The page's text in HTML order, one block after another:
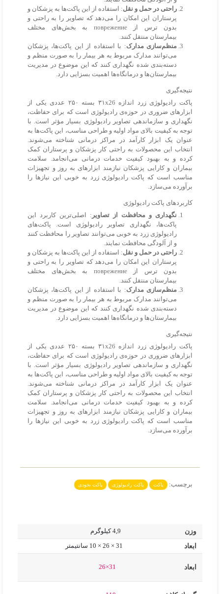
راحتی در حمل و نقل: استفاده از این پاکت‌ها به پزشکان و
پرستاران این امکان را می‌دهد که تصاویر را به راحتی و
بدون ترس از поврежение به بخش‌های مختلف
بیمارستان منتقل کنند.
منظم‌سازی مدارک: با استفاده از این پاکت‌ها، پزشکان
می‌توانند مدارک مربوط به هر بیمار را به صورت منظم و
دسته‌بندی شده نگهداری کنند که این موضوع در مدیریت
بیمارستان‌ها و درمانگاه‌ها اهمیت بسزایی دارد.
نتیجه‌گیری
پاکت رادیولوژی زرد اندازه ۳۱x26 بسته ۲۵۰ عددی یکی از
ابزارهای ضروری در حوزه‌ی رادیولوژی است که برای حفاظت،
نگهداری و سازماندهی تصاویر رادیولوژی بسیار مؤثر است. با
توجه به کیفیت بالای مواد اولیه و طراحی مناسب، این پاکت‌ها به
عنوان یک ابزار کارآمد در مراکز درمانی شناخته می‌شوند.
انتخاب این محصولات به راحتی کار پزشکان و پرستاران کمک
کرده و به بهبود کیفیت خدمات درمانی می‌انجامد. سلامت
بیماران و کارایی پزشکان نیازمند ابزارهای به روز و تجهیزات
مناسب است که پاکت رادیولوژی زرد به خوبی این نیازها را
برآورده می‌سازد.
کاربردهای پاکت رادیولوژی
نگهداری و محافظت از تصاویر : اصلی‌ترین کاربرد این
پاکت‌ها، نگهداری تصاویر رادیولوژی است. پاکت‌های
رادیولوژی زرد به خوبی می‌توانند تصاویر را محافظت کنند
و از آلودگی محافظت نمایند.
راحتی در حمل و نقل: استفاده از این پاکت‌ها به پزشکان و
پرستاران این امکان را می‌دهد که تصاویر را به راحتی و
بدون ترس از поврежение به بخش‌های مختلف
بیمارستان منتقل کنند.
منظم‌سازی مدارک: با استفاده از این پاکت‌ها، پزشکان
می‌توانند مدارک مربوط به هر بیمار را به صورت منظم و
دسته‌بندی شده نگهداری کنند که این موضوع در مدیریت
بیمارستان‌ها و درمانگاه‌ها اهمیت بسزایی دارد.
نتیجه‌گیری
پاکت رادیولوژی زرد اندازه ۳۱x26 بسته ۲۵۰ عددی یکی از
ابزارهای ضروری در حوزه‌ی رادیولوژی است که برای حفاظت،
نگهداری و سازماندهی تصاویر رادیولوژی بسیار مؤثر است. با
توجه به کیفیت بالای مواد اولیه و طراحی مناسب، این پاکت‌ها به
عنوان یک ابزار کارآمد در مراکز درمانی شناخته می‌شوند.
انتخاب این محصولات به راحتی کار پزشکان و پرستاران کمک
کرده و به بهبود کیفیت خدمات درمانی می‌انجامد. سلامت
بیماران و کارایی پزشکان نیازمند ابزارهای به روز و تجهیزات
مناسب است که پاکت رادیولوژی زرد به خوبی این نیازها را
برآورده می‌سازد.
برچسب: پاکت پاکت رادیولوژی پاکت نخودی
وزن 4,9 کیلوگرم
ابعاد 31 × 26 × 10 سانتیمتر
ابعاد 31×26